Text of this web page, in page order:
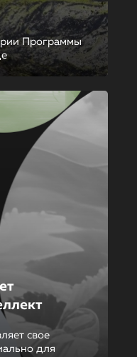
Программы
свое
для